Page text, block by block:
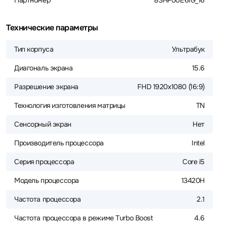
Технические параметры
Тип корпуса Ультрабук
Диагональ экрана 15.6
Разрешение экрана FHD 1920x1080 (16:9)
Технология изготовления матрицы TN
Сенсорный экран Нет
Производитель процессора Intel
Серия процессора Core i5
Модель процессора 13420H
Частота процессора 2.1
Частота процессора в режиме Turbo Boost 4.6